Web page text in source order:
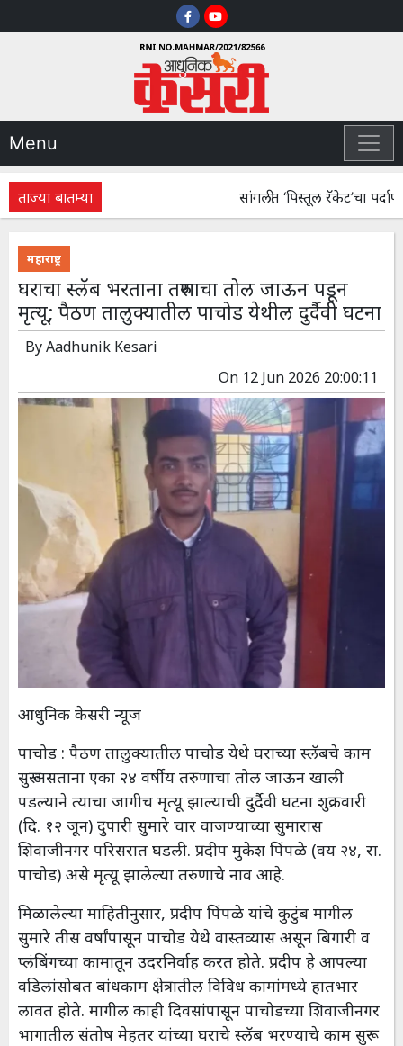
Menu
ताज्या बातम्या सांगलीत ‘पिस्तूल रॅकेट’चा
महाराष्ट्र
घराचा स्लॅब भरताना तरुणाचा तोल जाऊन पडून
मृत्यू; पैठण तालुक्यातील पाचोड येथील दुर्दैवी घटना
ByAadhunik Kesari
On 12 Jun 2026 20:00:11
आधुनिक केसरी न्यूज
पाचोड : पैठण तालुक्यातील पाचोड येथे घराच्या स्लॅबचे काम
सुरू असताना एका २४ वर्षीय तरुणाचा तोल जाऊन खाली
पडल्याने त्याचा जागीच मृत्यू झाल्याची दुर्दैवी घटना शुक्रवारी
(दि. १२ जून) दुपारी सुमारे चार वाजण्याच्या सुमारास
शिवाजीनगर परिसरात घडली. प्रदीप मुकेश पिंपळे (वय २४, रा.
पाचोड) असे मृत्यू झालेल्या तरुणाचे नाव आहे.
मिळालेल्या माहितीनुसार, प्रदीप पिंपळे यांचे कुटुंब मागील
सुमारे तीस वर्षांपासून पाचोड येथे वास्तव्यास असून बिगारी व
प्लंबिंगच्या कामातून उदरनिर्वाह करत होते. प्रदीप हे आपल्या
वडिलांसोबत बांधकाम क्षेत्रातील विविध कामांमध्ये हातभार
लावत होते. मागील काही दिवसांपासून पाचोडच्या शिवाजीनगर
भागातील संतोष मेहतर यांच्या घराचे स्लॅब भरण्याचे काम सुरू